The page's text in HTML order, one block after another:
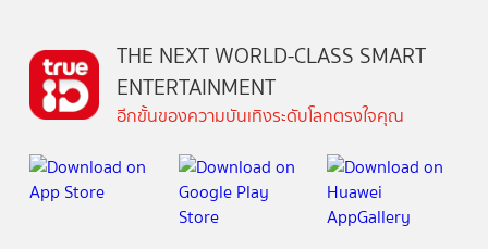
THE NEXT WORLD-CLASS SMART
ENTERTAINMENT
อีกขั้นของความบันเทิงระดับโลกตรงใจคุณ